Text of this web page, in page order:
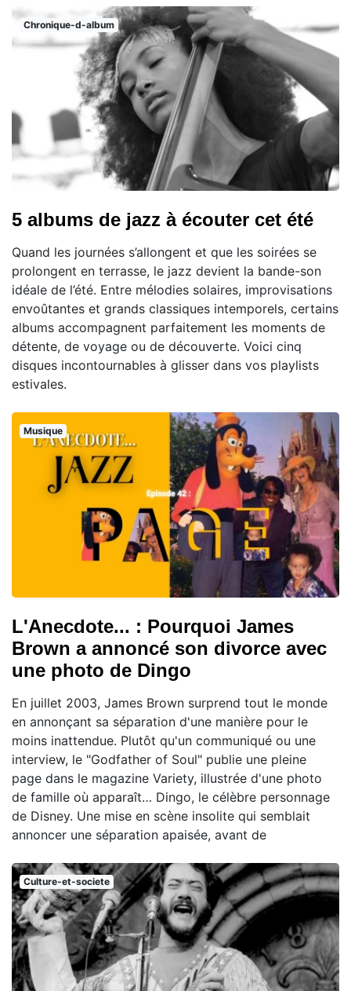
Chronique-d-album
5 albums de jazz à écouter cet été
Quand les journées s’allongent et que les soirées se
prolongent en terrasse, le jazz devient la bande-son
idéale de l’été. Entre mélodies solaires, improvisations
envoûtantes et grands classiques intemporels, certains
albums accompagnent parfaitement les moments de
détente, de voyage ou de découverte. Voici cinq
disques incontournables à glisser dans vos playlists
estivales.
Musique
L'Anecdote... : Pourquoi James
Brown a annoncé son divorce avec
une photo de Dingo
En juillet 2003, James Brown surprend tout le monde
en annonçant sa séparation d'une manière pour le
moins inattendue. Plutôt qu'un communiqué ou une
interview, le "Godfather of Soul" publie une pleine
page dans le magazine Variety, illustrée d'une photo
de famille où apparaît… Dingo, le célèbre personnage
de Disney. Une mise en scène insolite qui semblait
annoncer une séparation apaisée, avant de
Culture-et-societe